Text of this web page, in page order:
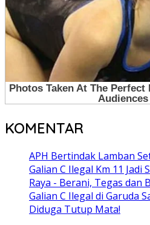
KOMENTAR
APH Bertindak Lamban
Galian C Ilegal Km 11
Raya - Berani, Tegas dan
Galian C Ilegal di Garuda
Diduga Tutup Mata!